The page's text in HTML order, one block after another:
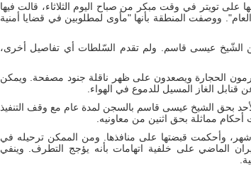
على تويتر في وقت مبكر من صباح اليوم الثلاثاء، قالت فيها
ووصفت المنطقة بأنها "مأوى لمطلوبين في قضايا أمنية
الشّيخ عيسى قاسم. ولم تقدم السّلطات أي تفاصيل أخرى،
الحجارة ويصعدون على ظهر ناقلة جنود مصفحة. ويمكن
الغاز المسيل للدموع في الهواء.
بحق الشيخ عيسى قاسم بالسجن لمدة عام مع وقف التنفيذ
مماثلة بحق اثنين من معاونيه.
وأحكمت قبضتها على منافذها. ومن الممكن ترحيله في
الماضي على خلفية اتهامات بأنه يؤجج التطرف. وينفي